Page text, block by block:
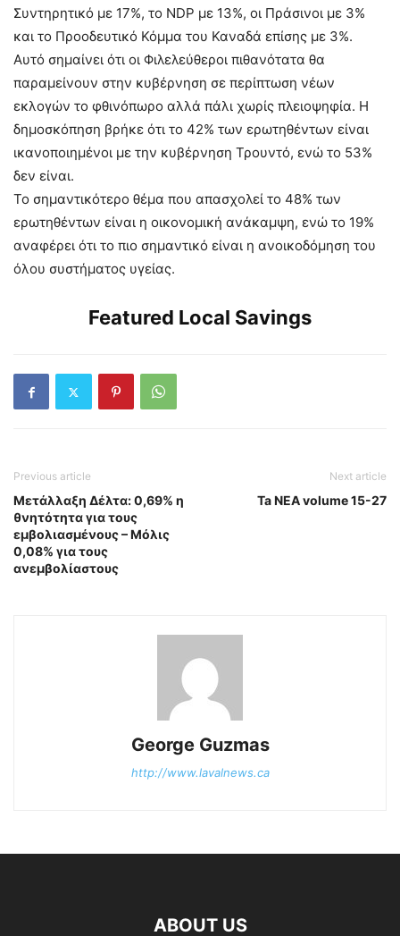
Συντηρητικό με 17%, το NDP με 13%, οι Πράσινοι με 3%
και το Προοδευτικό Κόμμα του Καναδά επίσης με 3%.
Αυτό σημαίνει ότι οι Φιλελεύθεροι πιθανότατα θα
παραμείνουν στην κυβέρνηση σε περίπτωση νέων
εκλογών το φθινόπωρο αλλά πάλι χωρίς πλειοψηφία. Η
δημοσκόπηση βρήκε ότι το 42% των ερωτηθέντων είναι
ικανοποιημένοι με την κυβέρνηση Τρουντό, ενώ το 53%
δεν είναι.
Το σημαντικότερο θέμα που απασχολεί το 48% των
ερωτηθέντων είναι η οικονομική ανάκαμψη, ενώ το 19%
αναφέρει ότι το πιο σημαντικό είναι η ανοικοδόμηση του
όλου συστήματος υγείας.
Featured Local Savings
Previous article
Μετάλλαξη Δέλτα: 0,69% η
θνητότητα για τους
εμβολιασμένους – Μόλις
0,08% για τους
ανεμβολίαστους
Next article
Ta NEA volume 15-27
George Guzmas
http://www.lavalnews.ca
ABOUT US